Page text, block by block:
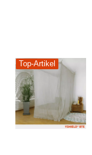
Top-Artikel